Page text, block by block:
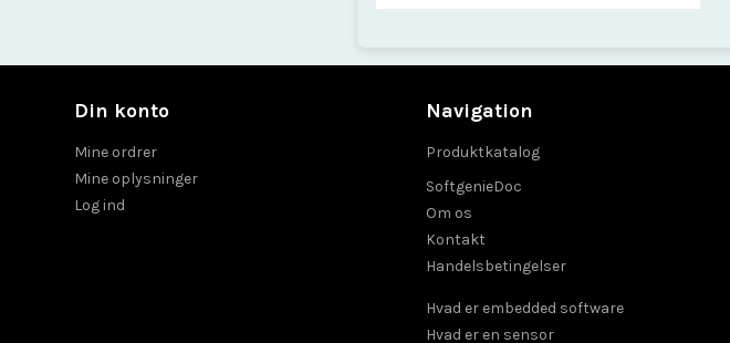
Din konto
Mine ordrer
Mine oplysninger
Log ind
Navigation
Produktkatalog
SoftgenieDoc
Om os
Kontakt
Handelsbetingelser
Hvad er embedded software
Hvad er en sensor